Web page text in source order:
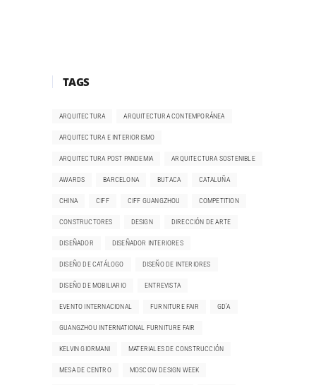
TAGS
ARQUITECTURA ARQUITECTURA CONTEMPORÁNEA
ARQUITECTURA E INTERIORISMO
ARQUITECTURA POST PANDEMIA ARQUITECTURA SOSTENIBLE
AWARDS BARCELONA BUTACA CATALUÑA
CHINA CIFF CIFF GUANGZHOU COMPETITION
CONSTRUCTORES DESIGN DIRECCIÓN DE ARTE
DISEÑADOR DISEÑADOR INTERIORES
DISEÑO DE CATÁLOGO DISEÑO DE INTERIORES
DISEÑO DE MOBILIARIO ENTREVISTA
EVENTO INTERNACIONAL FURNITURE FAIR GD'A
GUANGZHOU INTERNATIONAL FURNITURE FAIR
KELVIN GIORMANI MATERIALES DE CONSTRUCCIÓN
MESA DE CENTRO MOSCOW DESIGN WEEK